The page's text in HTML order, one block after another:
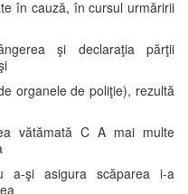
în cauză, în cursul urmăririi
şi declaraţia părţii
organele de poliţie), rezultă
vătămată C A mai multe
a-şi asigura scăparea i-a